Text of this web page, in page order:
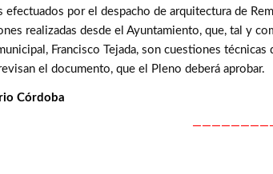
efectuados por el despacho de arquitectura de
realizadas desde el Ayuntamiento, que, tal y
Francisco Tejada, son cuestiones
el documento, que el Pleno deberá aprobar.
Córdoba